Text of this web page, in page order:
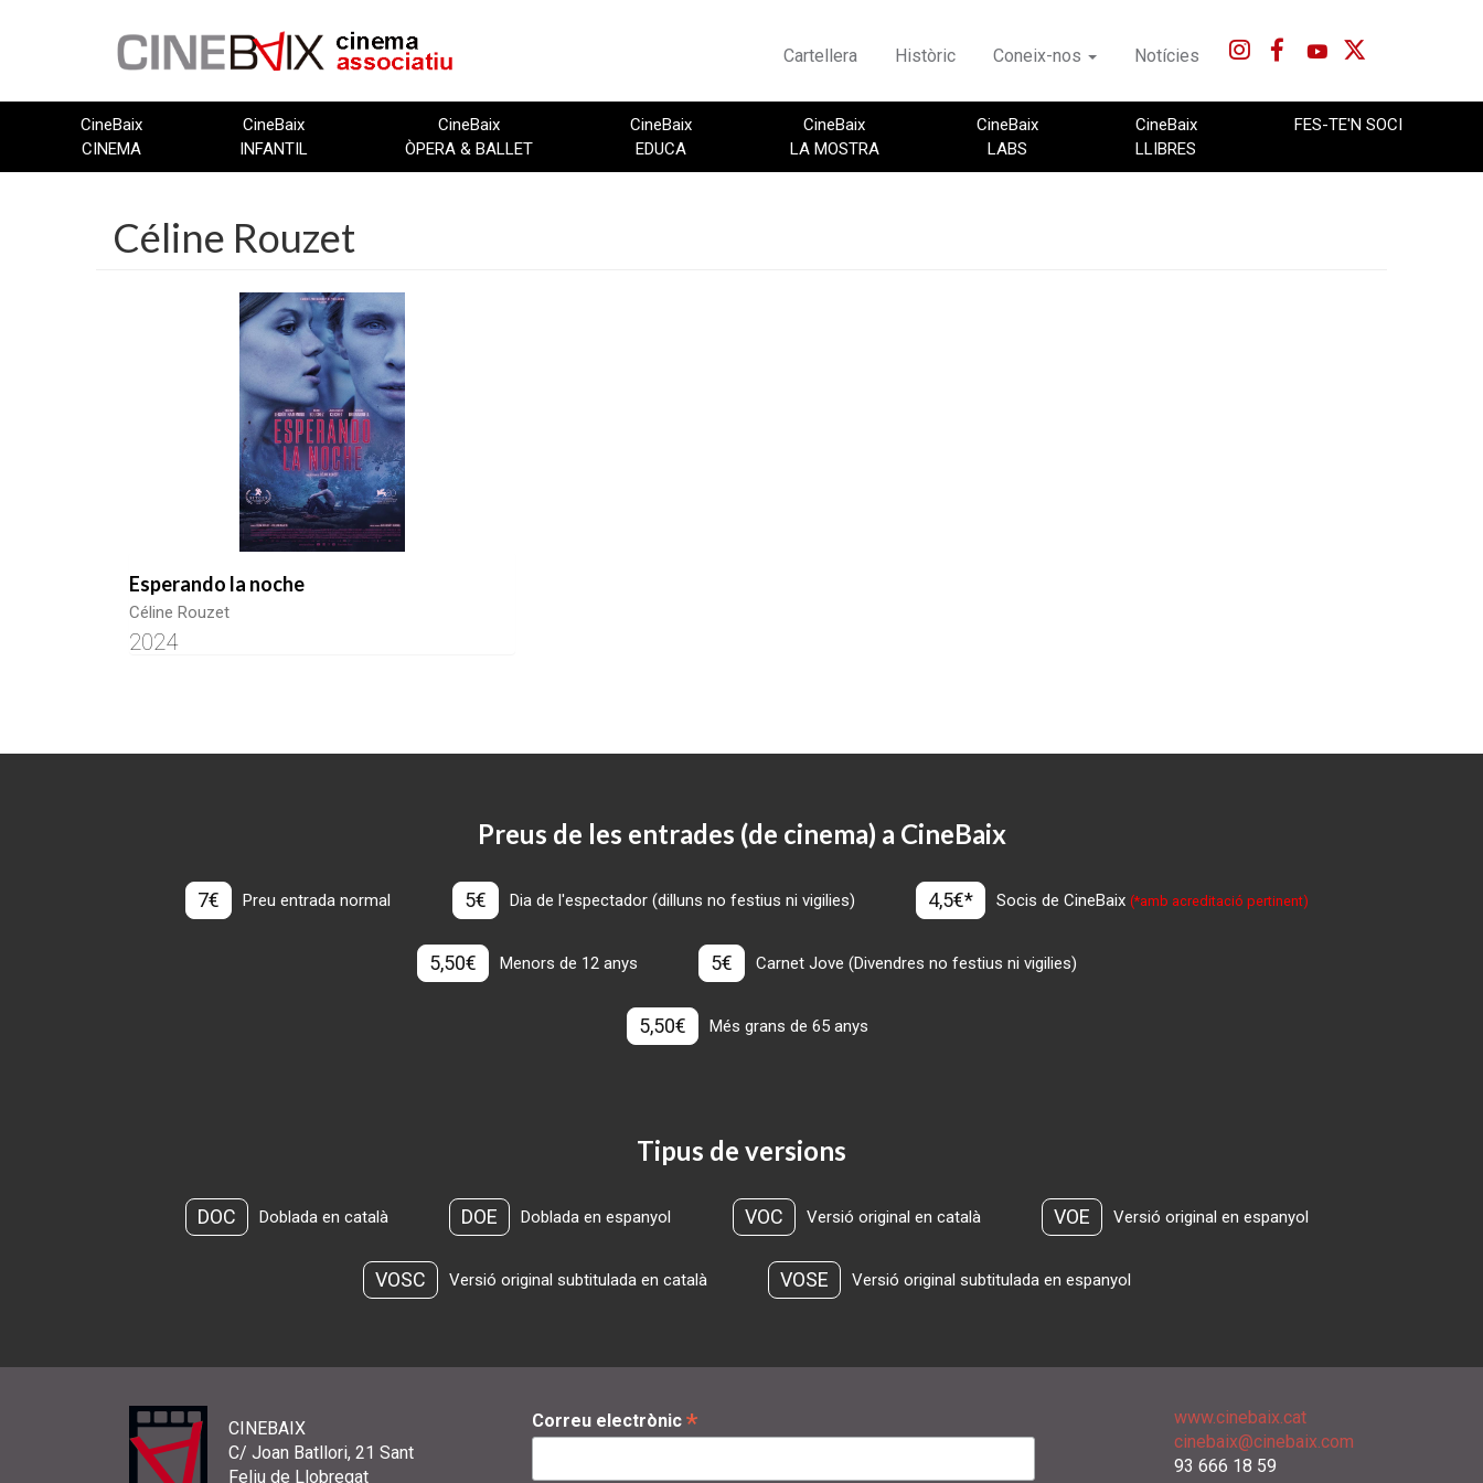
Cartellera Històric Coneix-nos Notícies
CineBaix
CINEMA
CineBaix
INFANTIL
CineBaix
ÒPERA & BALLET
CineBaix
EDUCA
CineBaix
LA MOSTRA
CineBaix
LABS
CineBaix
LLIBRES
FES-TE'N SOCI
Céline Rouzet
Esperando la noche
Céline Rouzet
2024
Preus de les entrades (de cinema) a CineBaix
7€ Preu entrada normal 5€ Dia de l'espectador (dilluns no festius ni vigilies) 4,5€* Socis de CineBaix(*amb acreditació pertinent)
5,50€ Menors de 12 anys 5€ Carnet Jove (Divendres no festius ni vigilies)
5,50€ Més grans de 65 anys
Tipus de versions
DOC Doblada en català DOE Doblada en espanyol VOC Versió original en català VOE Versió original en espanyol
VOSC Versió original subtitulada en català VOSE Versió original subtitulada en espanyol
CINEBAIX
C/ Joan Batllori, 21 Sant
Feliu de Llobregat
Correu electrònic *
www.cinebaix.cat
cinebaix@cinebaix.com
93 666 18 59